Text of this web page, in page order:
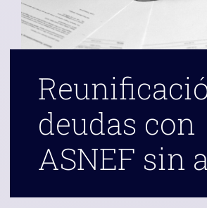
deudas con
ASNEF sin